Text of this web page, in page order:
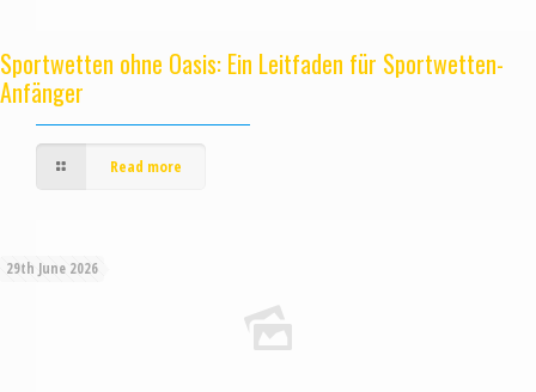
Sportwetten ohne Oasis: Ein Leitfaden für Sportwetten-
Anfänger
Read more
29th June 2026